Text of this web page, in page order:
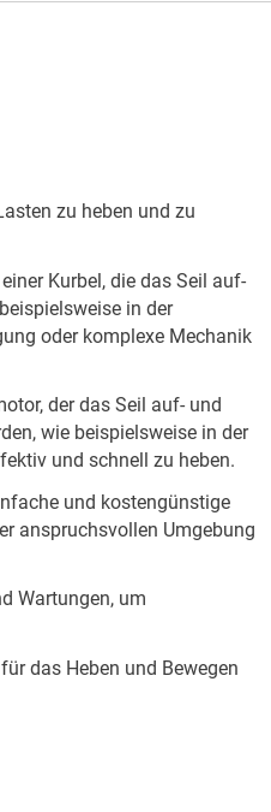
zu heben und zu
Kurbel, die das Seil auf-
in der
oder komplexe Mechanik
der das Seil auf- und
wie beispielsweise in der
und schnell zu heben.
und kostengünstige
anspruchsvollen Umgebung
Wartungen, um
das Heben und Bewegen